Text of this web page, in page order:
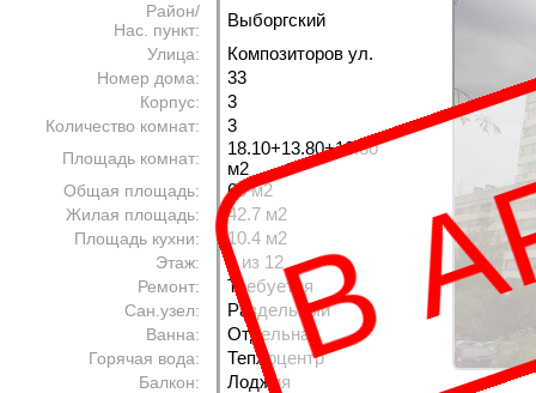
В
Район/
Нас. пункт:
Выборгский
Улица: Композиторов ул.
Номер дома: 33
Корпус: 3
Количество комнат: 3
Площадь комнат:
18.10+13.80+10.80
м2
Общая площадь: 65 м2
Жилая площадь: 42.7 м2
Площадь кухни: 10.4 м2
Этаж: 3 из 12
Ремонт: Требуется
Сан.узел: Раздельный
Ванна: Отдельная
Горячая вода: Теплоцентр
Балкон: Лоджия